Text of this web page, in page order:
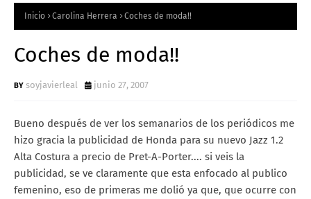
Inicio Carolina Herrera Coches de moda!!
Coches de moda!!
soyjavierleal junio 27, 2007
Bueno después de ver los semanarios de los periódicos me
hizo gracia la publicidad de Honda para su nuevo Jazz 1.2
Alta Costura a precio de Pret-A-Porter.... si veis la
publicidad, se ve claramente que esta enfocado al publico
femenino, eso de primeras me dolió ya que, que ocurre con